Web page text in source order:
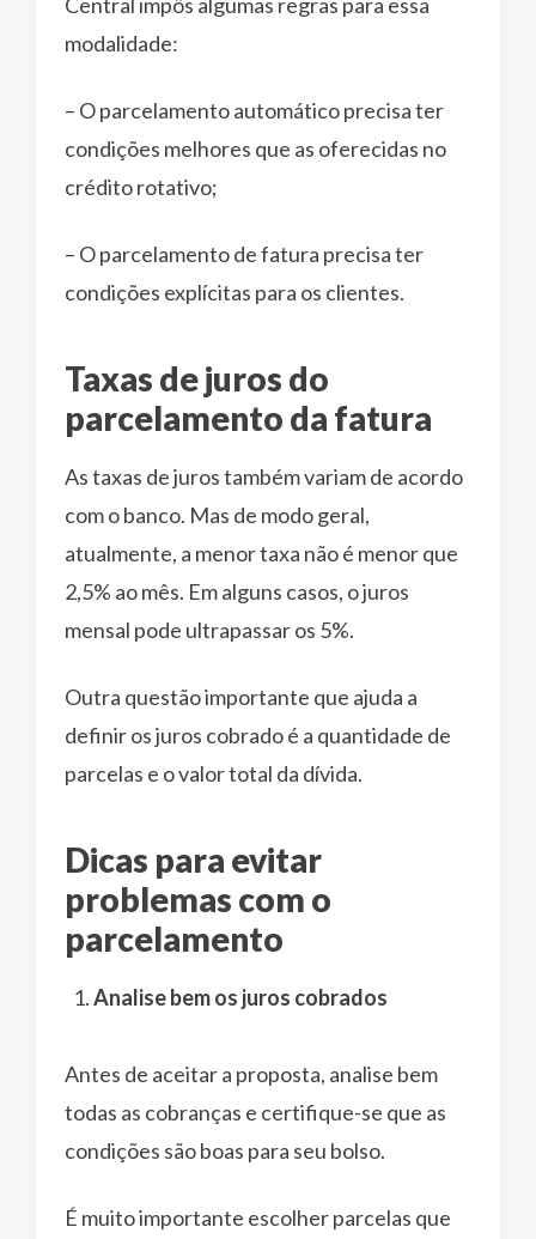
modalidade:
– O parcelamento automático precisa ter
condições melhores que as oferecidas no
crédito rotativo;
– O parcelamento de fatura precisa ter
condições explícitas para os clientes.
Taxas de juros do
parcelamento da fatura
As taxas de juros também variam de acordo
com o banco. Mas de modo geral,
atualmente, a menor taxa não é menor que
2,5% ao mês. Em alguns casos, o juros
mensal pode ultrapassar os 5%.
Outra questão importante que ajuda a
definir os juros cobrado é a quantidade de
parcelas e o valor total da dívida.
Dicas para evitar
problemas com o
parcelamento
Analise bem os juros cobrados
Antes de aceitar a proposta, analise bem
todas as cobranças e certifique-se que as
condições são boas para seu bolso.
É muito importante escolher parcelas que